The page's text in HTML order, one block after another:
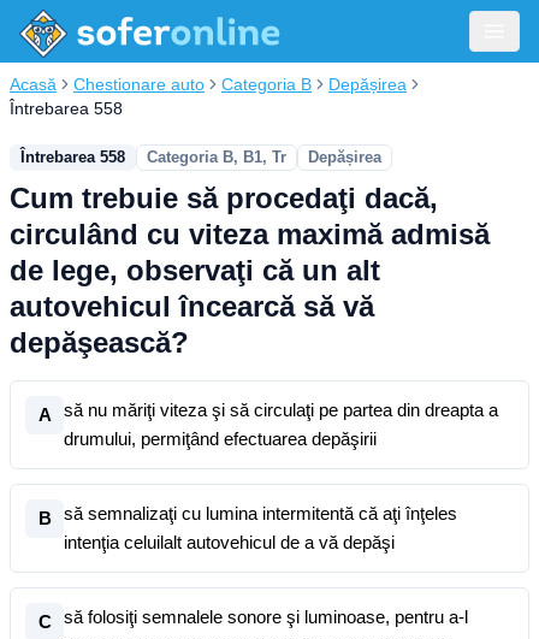
Acasă Chestionare auto Categoria B
Depășirea
Întrebarea 558
Întrebarea 558 Categoria B, B1, Tr Depășirea
Cum trebuie să procedaţi dacă,
circulând cu viteza maximă admisă
de lege, observaţi că un alt
autovehicul încearcă să vă
depăşească?
A
să nu măriţi viteza şi să circulaţi pe partea din dreapta a
drumului, permiţând efectuarea depăşirii
B
să semnalizaţi cu lumina intermitentă că aţi înţeles
intenţia celuilalt autovehicul de a vă depăşi
C
să folosiţi semnalele sonore şi luminoase, pentru a-l